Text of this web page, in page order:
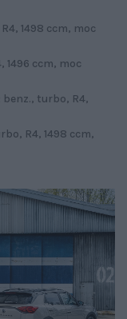
1498 ccm, moc
1496 ccm, moc
benz., turbo, R4,
R4, 1498 ccm,